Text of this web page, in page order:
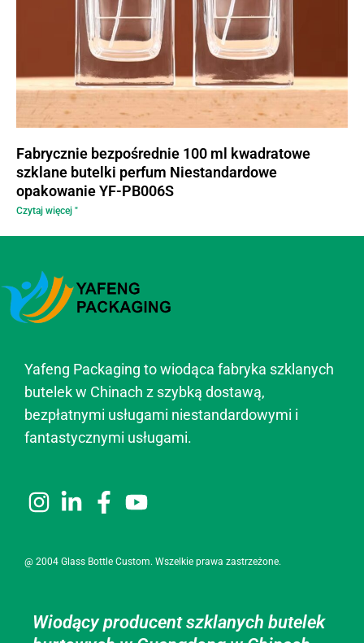
Fabrycznie bezpośrednie 100 ml kwadratowe
szklane butelki perfum Niestandardowe
opakowanie YF-PB006S
Czytaj więcej "
Yafeng Packaging to wiodąca fabryka szklanych
butelek w Chinach z szybką dostawą,
bezpłatnymi usługami niestandardowymi i
fantastycznymi usługami.
@ 2004 Glass Bottle Custom. Wszelkie prawa zastrzeżone.
Wiodący producent szklanych butelek